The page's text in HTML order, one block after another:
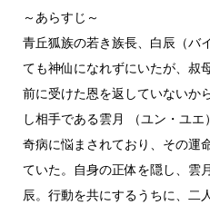
～あらすじ～
青丘狐族の若き族長、白辰（バ
ても神仙になれずにいたが、叔
前に受けた恩を返していないか
し相手である雲月 （ユン・ユ
奇病に悩まされており、その運
ていた。自身の正体を隠し、雲
辰。行動を共にするうちに、二